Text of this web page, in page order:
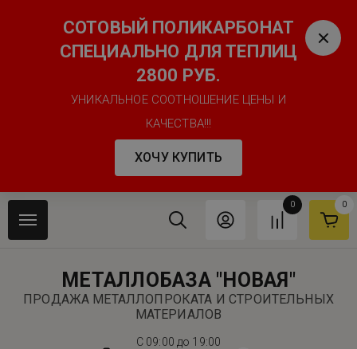
СОТОВЫЙ ПОЛИКАРБОНАТ
СПЕЦИАЛЬНО ДЛЯ ТЕПЛИЦ
2800 РУБ.
УНИКАЛЬНОЕ СООТНОШЕНИЕ ЦЕНЫ И
КАЧЕСТВА!!!
ХОЧУ КУПИТЬ
0
0
МЕТАЛЛОБАЗА "НОВАЯ"
ПРОДАЖА МЕТАЛЛОПРОКАТА И СТРОИТЕЛЬНЫХ
МАТЕРИАЛОВ
C 09:00 до 19:00